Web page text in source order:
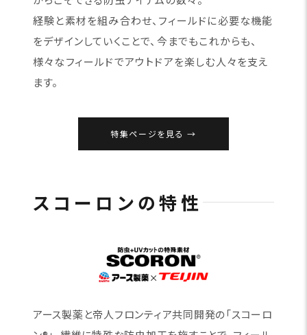
経験と素材を組み合わせ、フィールドに必要な機能
をデザインしていくことで、今までもこれからも、
様々なフィールドでアウトドアを楽しむ人々を支え
ます。
特集ページを見る
スコーロンの特性
アース製薬と帝人フロンティア共同開発の「スコーロ